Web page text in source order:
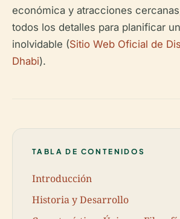
económica y atracciones
todos los detalles para planificar
inolvidable (Sitio Web Oficial de
Dhabi).
TABLA DE CONTENIDOS
Introducción
Historia y Desarrollo